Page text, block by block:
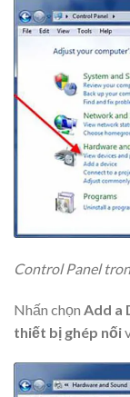
Control Panel
Nhấn chọn Add a
thiết bị ghép nối